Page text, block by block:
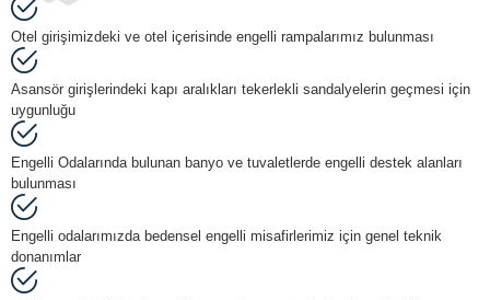
Otel girişimizdeki ve otel içerisinde engelli rampalarımız bulunması
Asansör girişlerindeki kapı aralıkları tekerlekli sandalyelerin geçmesi için
uygunluğu
Engelli Odalarında bulunan banyo ve tuvaletlerde engelli destek alanları
bulunması
Engelli odalarımızda bedensel engelli misafirlerimiz için genel teknik
donanımlar